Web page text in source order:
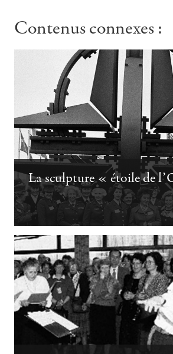
Contenus connexes :
La sculpture « étoile de